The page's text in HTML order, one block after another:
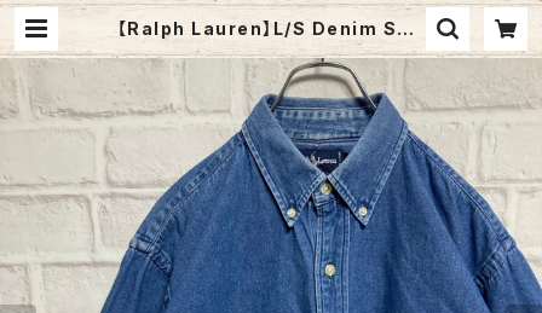
【Ralph Lauren】L/S Denim Shir
t M USA規格 L-XL相当 90s ポニ
ーロゴ 赤ポニー 刺繍ロゴ 胸ロゴ デ
ニムシャツ BDシャツ ゆるだぼ ビッグ
シルエット オーバーサイズ USA アメ
リカ 古着 | Fuzzy Fuzzy